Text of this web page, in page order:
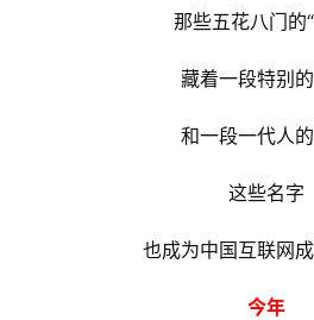
那些五花八门的
藏着一段特别
和一段一代人
这些名字
也成为中国互联网
今年